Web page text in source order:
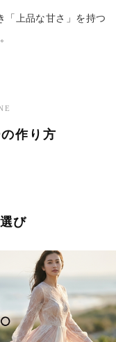
「上品な甘さ」を持つ
作り方
び